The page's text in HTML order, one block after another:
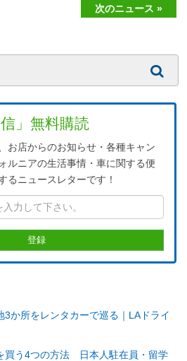
次のニュース »
」無料購読
お店からのお知らせ・各種キャン
ルニアの生活事情・車に関する便
るニュースレターです！
3か所をレンタカーで巡る｜LAドライ
買う4つの方法 日本人駐在員・留学